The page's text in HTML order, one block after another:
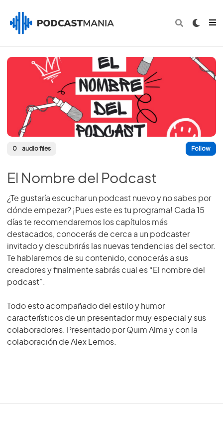
0 audio files Follow
El Nombre del Podcast
¿Te gustaría escuchar un podcast nuevo y no sabes por
dónde empezar? ¡Pues este es tu programa! Cada 15
días te recomendaremos los capítulos más
destacados, conocerás de cerca a un podcaster
invitado y descubrirás las nuevas tendencias del sector.
Te hablaremos de su contenido, conocerás a sus
creadores y finalmente sabrás cual es “El nombre del
podcast”.
Todo esto acompañado del estilo y humor
característicos de un presentador muy especial y sus
colaboradores. Presentado por Quim Alma y con la
colaboración de Alex Lemos.